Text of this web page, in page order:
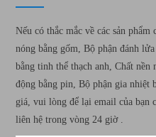
Nếu có thắc mắc về các sản
nóng bằng gốm, Bộ phận đánh
bằng tinh thể thạch anh, Chất
động bằng pin, Bộ phận gia nhiệt
giá, vui lòng để lại email của bạn
liên hệ trong vòng 24 giờ .